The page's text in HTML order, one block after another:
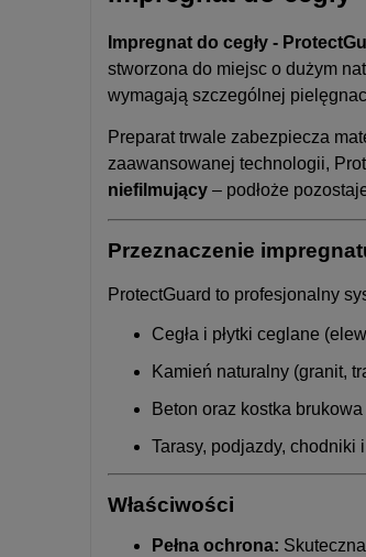
Impregnat do cegły -
stworzona do miejsc o dużym
wymagają szczególnej
Preparat trwale zabezpiecza
zaawansowanej technologii,
niefilmujący – podłoże
Przeznaczenie
ProtectGuard to profesjonalny
Cegła i płytki ceglane
Kamień naturalny (granit,
Beton oraz kostka brukowa
Tarasy, podjazdy, chodniki
Właściwości
Pełna ochrona: